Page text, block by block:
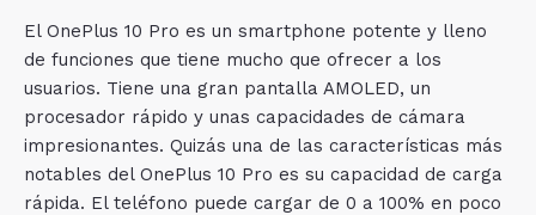
El OnePlus 10 Pro es un smartphone potente y lleno
de funciones que tiene mucho que ofrecer a los
usuarios. Tiene una gran pantalla AMOLED, un
procesador rápido y unas capacidades de cámara
impresionantes. Quizás una de las características más
notables del OnePlus 10 Pro es su capacidad de carga
rápida. El teléfono puede cargar de 0 a 100% en poco